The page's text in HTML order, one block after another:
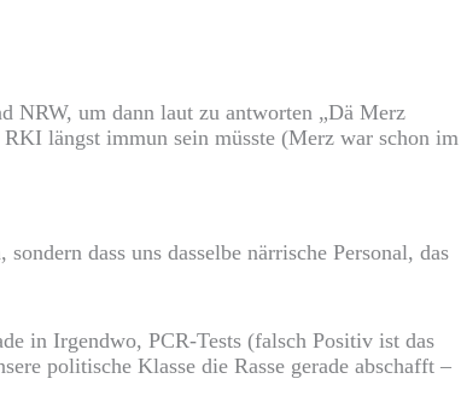
NRW, um dann laut zu antworten „Dä Merz
längst immun sein müsste (Merz war schon im
dass uns dasselbe närrische Personal, das
in Irgendwo, PCR-Tests (falsch Positiv ist das
politische Klasse die Rasse gerade abschafft –